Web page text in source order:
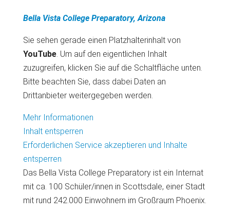
Bella Vista College Preparatory, Arizona
Sie sehen gerade einen Platzhalterinhalt von
YouTube. Um auf den eigentlichen Inhalt
zuzugreifen, klicken Sie auf die Schaltfläche unten.
Bitte beachten Sie, dass dabei Daten an
Drittanbieter weitergegeben werden.
Mehr Informationen
Inhalt entsperren
Erforderlichen Service akzeptieren und Inhalte
entsperren
Das Bella Vista College Preparatory ist ein Internat
mit ca. 100 Schüler/innen in Scottsdale, einer Stadt
mit rund 242.000 Einwohnern im Großraum Phoenix.